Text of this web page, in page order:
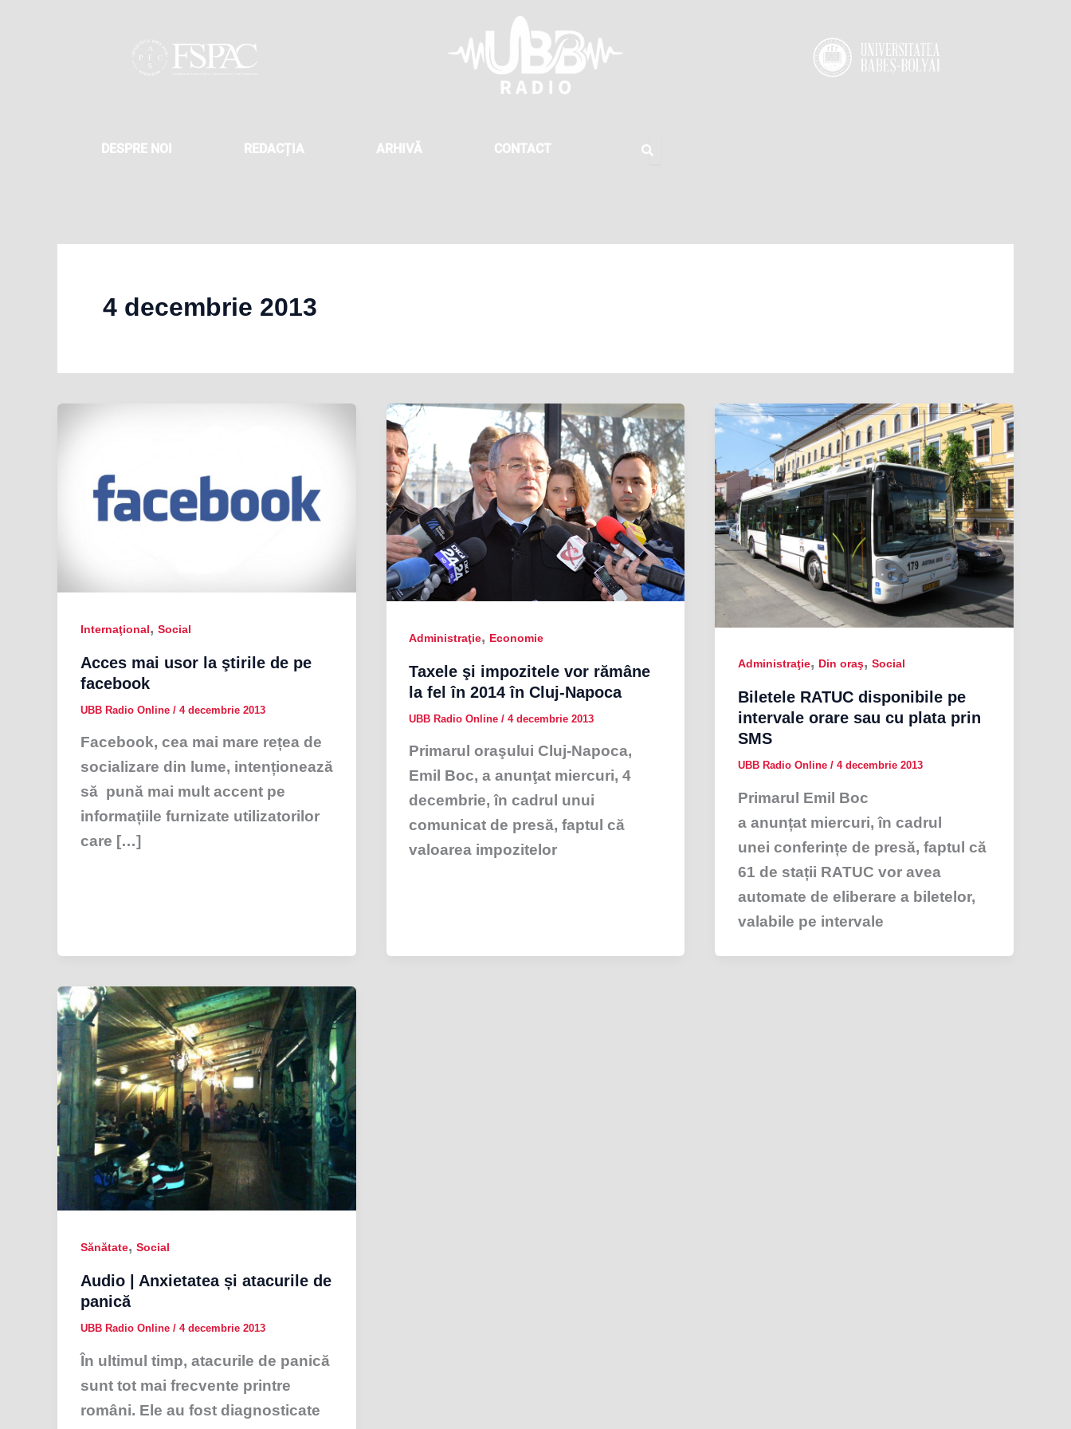
DESPRE NOI REDACȚIA ARHIVĂ CONTACT
4 decembrie 2013
Internaţional, Social
Acces mai usor la ştirile de pe
facebook
UBB Radio Online / 4 decembrie 2013
Facebook, cea mai mare rețea de
socializare din lume, intenționează
să pună mai mult accent pe
informațiile furnizate utilizatorilor
care […]
Administraţie, Economie
Taxele şi impozitele vor rămâne
la fel în 2014 în Cluj-Napoca
UBB Radio Online/4 decembrie 2013
Primarul oraşului Cluj-Napoca,
Emil Boc, a anunţat miercuri, 4
decembrie, în cadrul unui
comunicat de presă, faptul că
valoarea impozitelor
Administraţie, Din oraş, Social
Biletele RATUC disponibile pe
intervale orare sau cu plata prin
SMS
UBB Radio Online / 4 decembrie 2013
Primarul Emil Boc
a anunțat miercuri, în cadrul
unei conferințe de presă, faptul că
61 de stații RATUC vor avea
automate de eliberare a biletelor,
valabile pe intervale
Sănătate, Social
Audio | Anxietatea și atacurile de
panică
UBB Radio Online / 4 decembrie 2013
În ultimul timp, atacurile de panică
sunt tot mai frecvente printre
români. Ele au fost diagnosticate